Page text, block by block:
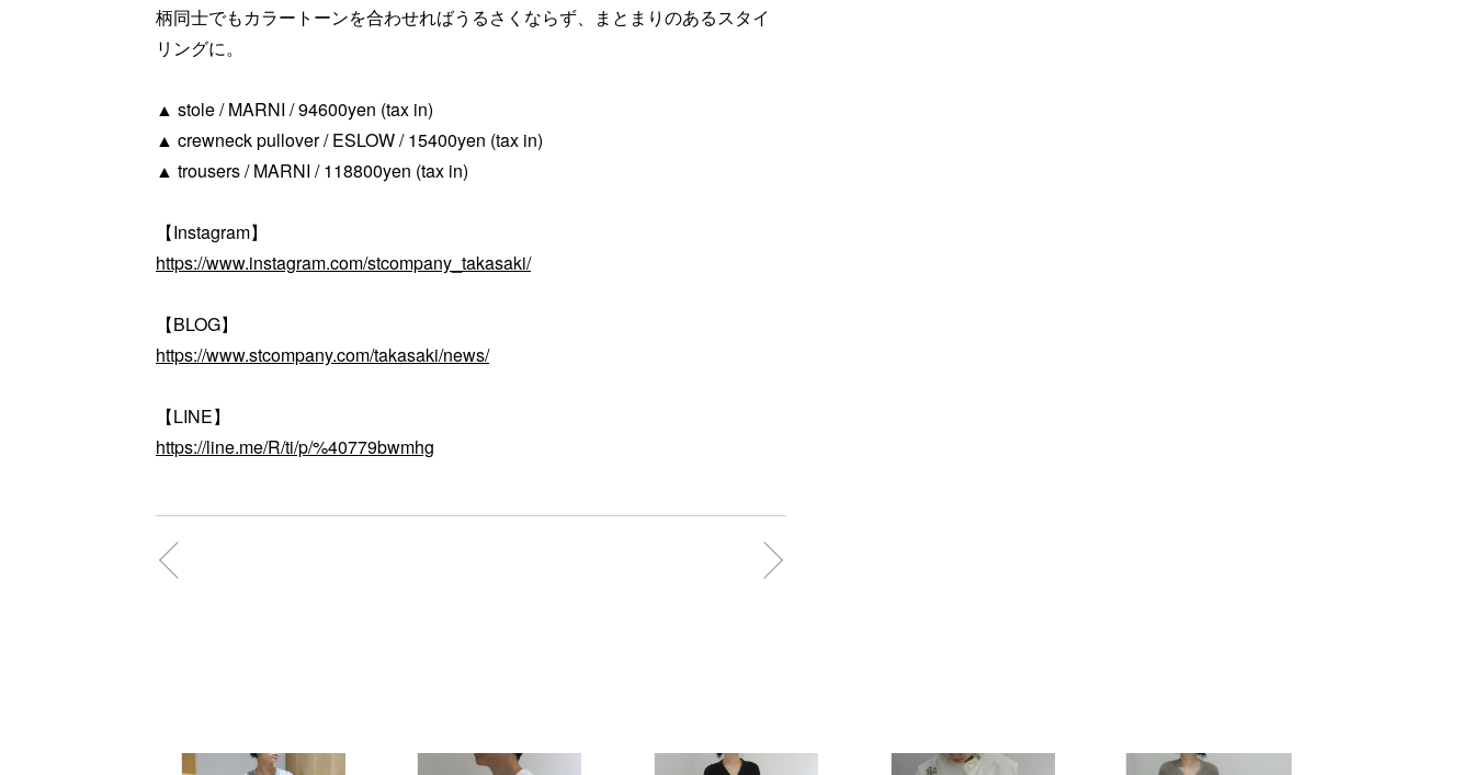
柄同士でもカラートーンを合わせればうるさくならず、まとまりのあるスタイ
リングに。
▲ stole / MARNI / 94600yen (tax in)
▲ crewneck pullover / ESLOW / 15400yen (tax in)
▲ trousers / MARNI / 118800yen (tax in)
【Instagram】
https://www.instagram.com/stcompany_takasaki/
【BLOG】
https://www.stcompany.com/takasaki/news/
【LINE】
https://line.me/R/ti/p/%40779bwmhg